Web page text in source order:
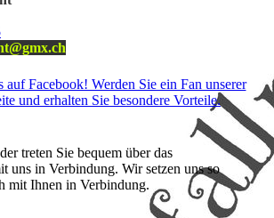
auf Facebook! Werden Sie ein Fan unserer
und erhalten Sie besondere Vorteile.
treten Sie bequem über das
uns in Verbindung. Wir setzen uns so
mit Ihnen in Verbindung.